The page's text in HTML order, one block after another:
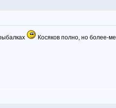
Косяков полно, но более-